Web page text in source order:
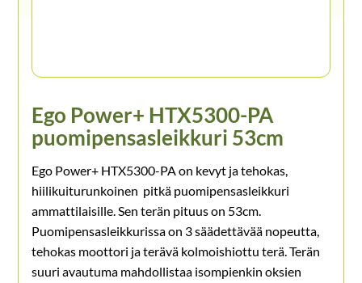
Ego Power+ HTX5300-PA
puomipensasleikkuri 53cm
Ego Power+ HTX5300-PA on kevyt ja tehokas,
hiilikuiturunkoinen pitkä puomipensasleikkuri
ammattilaisille. Sen terän pituus on 53cm.
Puomipensasleikkurissa on 3 säädettävää nopeutta,
tehokas moottori ja terävä kolmoishiottu terä. Terän
suuri avautuma mahdollistaa isompienkin oksien